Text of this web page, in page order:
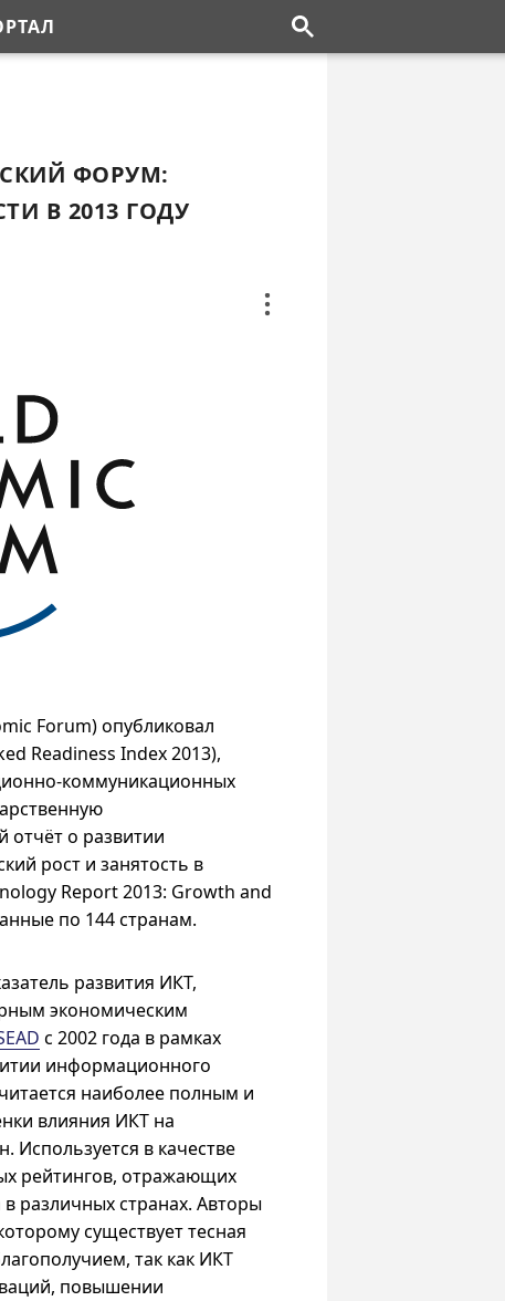
ФОРУМ:
В 2013 ГОДУ
Forum) опубликовал
Readiness Index 2013),
коммуникационных
отчёт о развитии
рост и занятость в
Report 2013: Growth and
по 144 странам.
развития ИКТ,
экономическим
с 2002 года в рамках
информационного
наиболее полным и
влияния ИКТ на
Используется в качестве
рейтингов, отражающих
различных странах. Авторы
существует тесная
так как ИКТ
повышении